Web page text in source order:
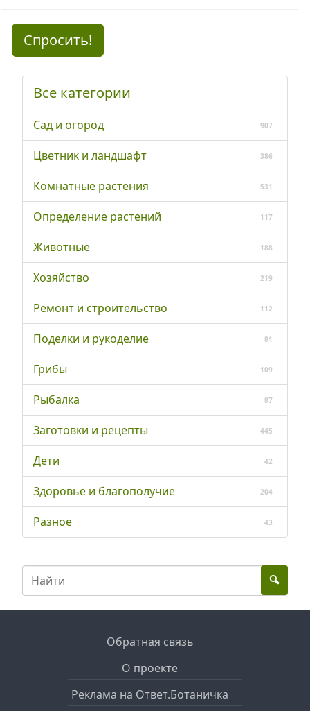
Спросить!
Все категории
Сад и огород 907
Цветник и ландшафт 386
Комнатные растения 531
Определение растений 117
Животные 188
Хозяйство 219
Ремонт и строительство 112
Поделки и рукоделие 81
Грибы 109
Рыбалка 87
Заготовки и рецепты 445
Дети 42
Здоровье и благополучие 204
Разное 43
Обратная связь
О проекте
Реклама на Ответ.Ботаничка